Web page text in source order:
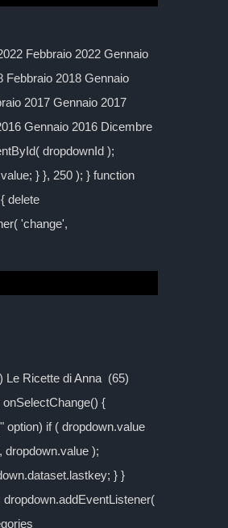
Febbraio 2022 Gennaio
Febbraio 2018 Gennaio
2017 Gennaio 2017
Gennaio 2016 Dicembre
dropdownId );
} }, 250 ); } function
delete
'change',
Le Ricette di Anna (65)
{
option) if ( dropdown.value
);
} }